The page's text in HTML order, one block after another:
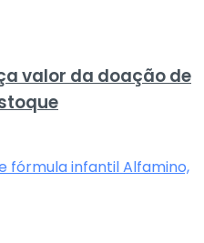
valor da doação de